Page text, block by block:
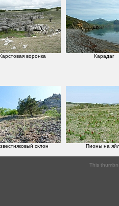
воронка Карадаг
склон Пионы на
This